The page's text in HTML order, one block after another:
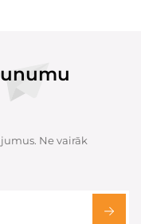
Ne vairāk